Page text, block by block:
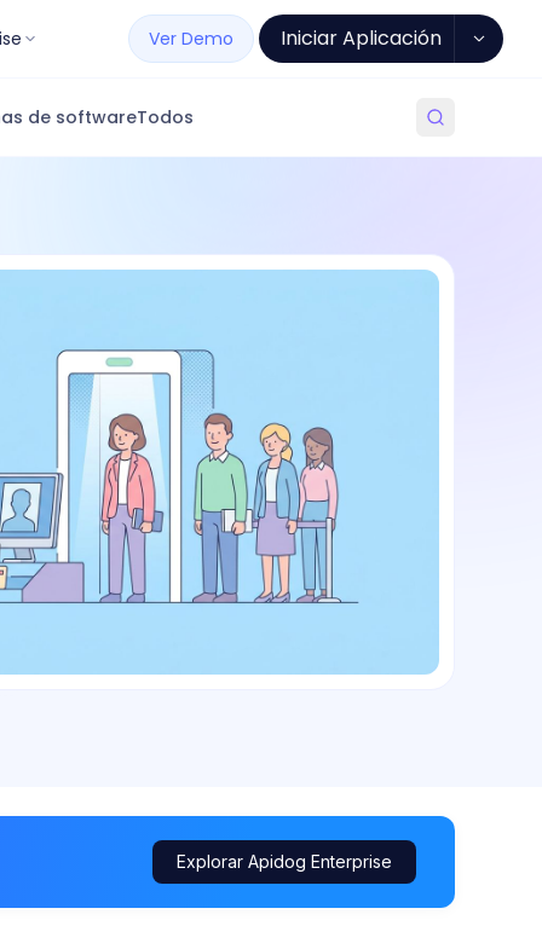
Ver Demo Iniciar Aplicación
de softwareTodos
Explorar Apidog Enterprise